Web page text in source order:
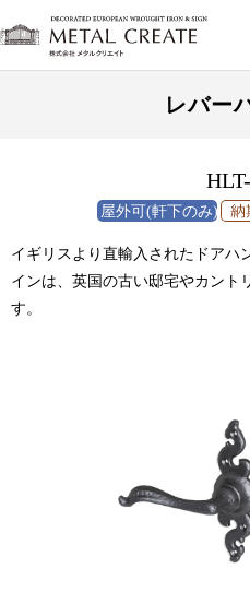
レバー
イギリスより直輸入されたドアハ
インは、英国の古い邸宅やカント
す。